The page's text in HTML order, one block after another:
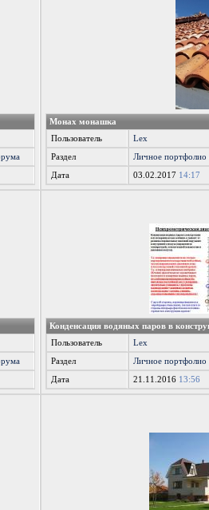
Монах монашка
Пользователь
Lex
Раздел Личное портфолио
Дата 03.02.2017 14:17
Конденсация водяных паров в
Пользователь
Lex
Раздел Личное портфолио
Дата 21.11.2016 13:56